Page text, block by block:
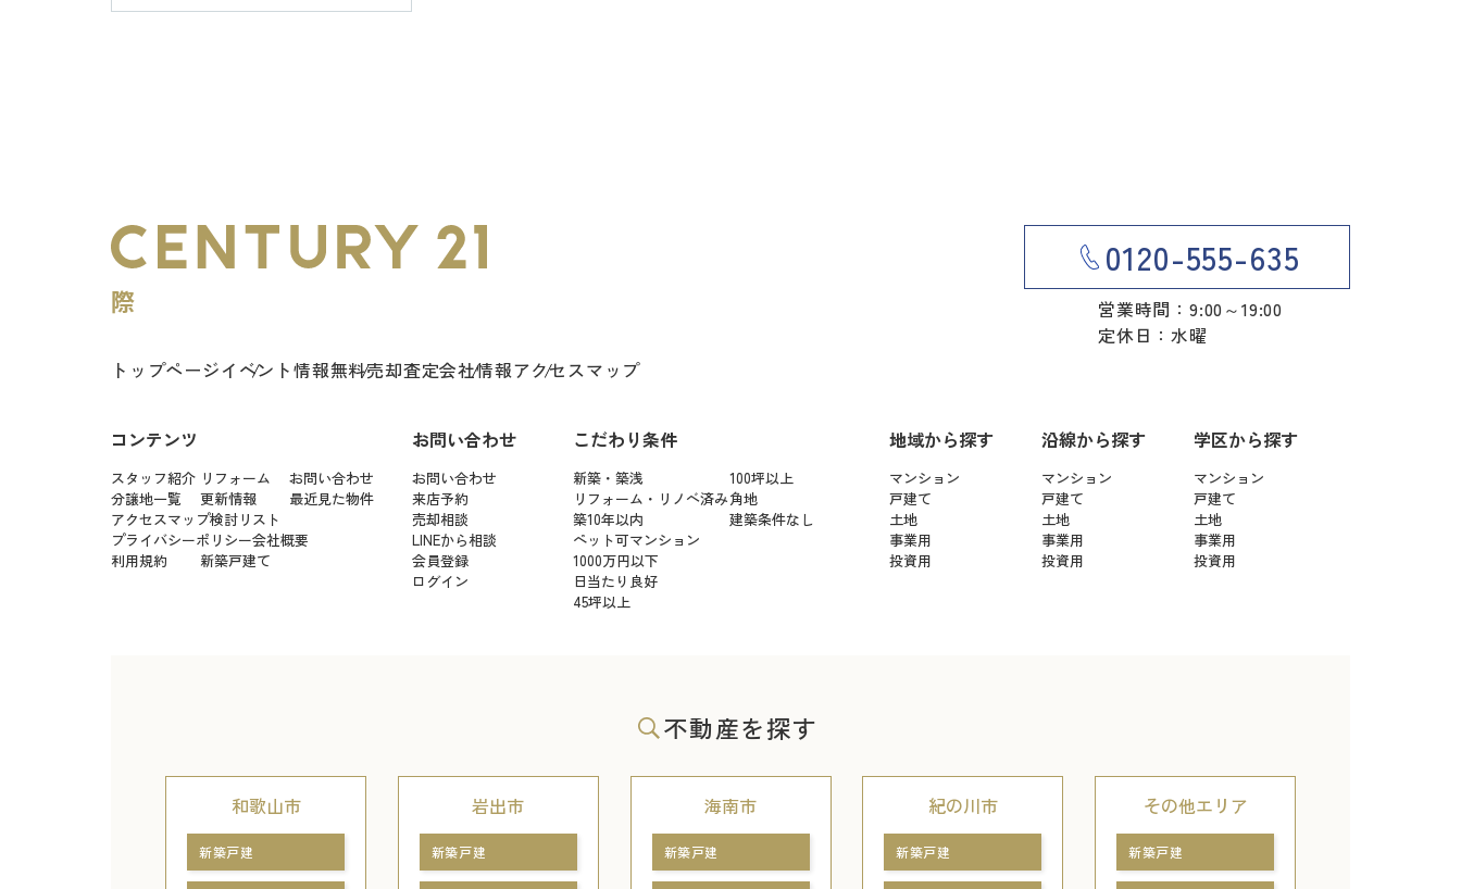
トップページイベント情報無料売却査定会社情報アクセスマップ
0120-555-635
営業時間：9:00～19:00
定休日：水曜
コンテンツ
スタッフ紹介 リフォーム
お問い合わせ
分譲地一覧
更新情報
最近見た物件
アクセスマップ検討リスト
プライバシーポリシー会社概要
利用規約
新築戸建て
お問い合わせ
お問い合わせ
来店予約
売却相談
LINEから相談
会員登録
ログイン
こだわり条件
新築・築浅
100坪以上
リフォーム・リノベ済み角地
築10年以内
建築条件なし
ペット可マンション
1000万円以下
日当たり良好
45坪以上
地域から探す
マンション
戸建て
土地
事業用
投資用
沿線から探す
マンション
戸建て
土地
事業用
投資用
学区から探す
マンション
戸建て
土地
事業用
投資用
不動産を探す
和歌山市
新築戸建
岩出市
新築戸建
海南市
新築戸建
紀の川市
新築戸建
その他エリア
新築戸建